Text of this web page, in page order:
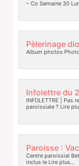
– Co Semaine 30
Pèlerinage
Album photos
Infolettre du
INFOLETTRE | Pas
paroissiale ? Lire
Paroisse :
Centre paroissial
inclus leLire plus…